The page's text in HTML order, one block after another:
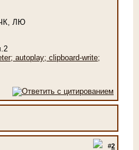
ЛЮ
autoplay; clipboard-write;
#2